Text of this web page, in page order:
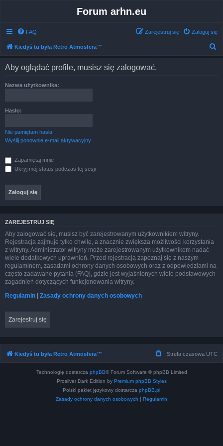
Forum arhn.eu
FAQ Zaloguj się
Zarejestruj się
Kiedyś tu była Retro Atmosfera™
Aby oglądać profile, musisz się zalogować.
Nazwa użytkownika:
Hasło:
Nie pamiętam hasła
Wyślij ponownie e-mail aktywacyjny
Zapamiętaj mnie
Ukryj mój status podczas tej sesji
ZAREJESTRUJ SIĘ
Aby zalogować się, musisz być zarejestrowanym użytkownikiem witryny.
Rejestracja zajmuje tylko chwilę, a znacznie zwiększa możliwości korzystania
z witryny. Administrator witryny może zarejestrowanym użytkownikom nadać
wiele dodatkowych uprawnień. Przed rejestracją zapoznaj się z naszym
regulaminem, zasadami ochrony danych osobowych oraz z odpowiedziami na
często zadawane pytania (FAQ), gdzie jest wyjaśnionych wiele podstawowych
zagadnień dotyczących funkcjonowania witryny.
Regulamin | Zasady ochrony danych osobowych
Zarejestruj się
Kiedyś tu była Retro Atmosfera™ Strefa czasowa UTC
Technologię dostarcza phpBB® Forum Software © phpBB Limited
Prosilver Dark Edition by Premium phpBB Styles
Polski pakiet językowy dostarcza phpBB.pl
Zasady ochrony danych osobowych | Regulamin